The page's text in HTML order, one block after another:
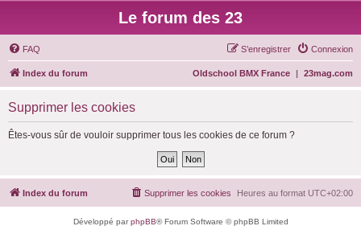
Le forum des 23
FAQ Connexion
S’enregistrer
Index du forum 23mag.com
|
Oldschool BMX France
Supprimer les cookies
Êtes-vous sûr de vouloir supprimer tous les cookies de ce forum ?
Index du forum Heures au format UTC+02:00
Supprimer les cookies
Développé parphpBB® Forum Software © phpBB Limited